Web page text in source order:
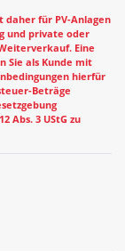
daher für PV-Anlagen
und private oder
Eine
Sie als Kunde mit
hierfür
Beträge
Abs. 3 UStG zu